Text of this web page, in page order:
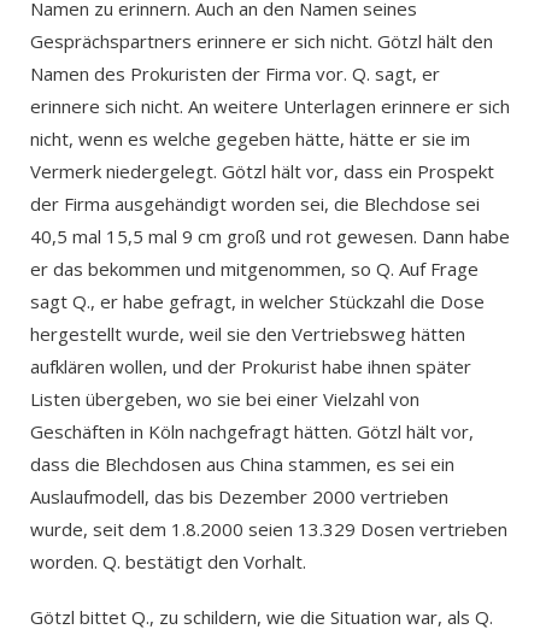
Namen zu erinnern. Auch an den Namen seines
Gesprächspartners erinnere er sich nicht. Götzl hält den
Namen des Prokuristen der Firma vor. Q. sagt, er
erinnere sich nicht. An weitere Unterlagen erinnere er sich
nicht, wenn es welche gegeben hätte, hätte er sie im
Vermerk niedergelegt. Götzl hält vor, dass ein Prospekt
der Firma ausgehändigt worden sei, die Blechdose sei
40,5 mal 15,5 mal 9 cm groß und rot gewesen. Dann habe
er das bekommen und mitgenommen, so Q. Auf Frage
sagt Q., er habe gefragt, in welcher Stückzahl die Dose
hergestellt wurde, weil sie den Vertriebsweg hätten
aufklären wollen, und der Prokurist habe ihnen später
Listen übergeben, wo sie bei einer Vielzahl von
Geschäften in Köln nachgefragt hätten. Götzl hält vor,
dass die Blechdosen aus China stammen, es sei ein
Auslaufmodell, das bis Dezember 2000 vertrieben
wurde, seit dem 1.8.2000 seien 13.329 Dosen vertrieben
worden. Q. bestätigt den Vorhalt.
Götzl bittet Q., zu schildern, wie die Situation war, als Q.